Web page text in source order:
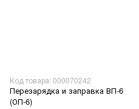
Код товара: 000070242
Перезарядка и заправка ВП-6
(ОП-6)